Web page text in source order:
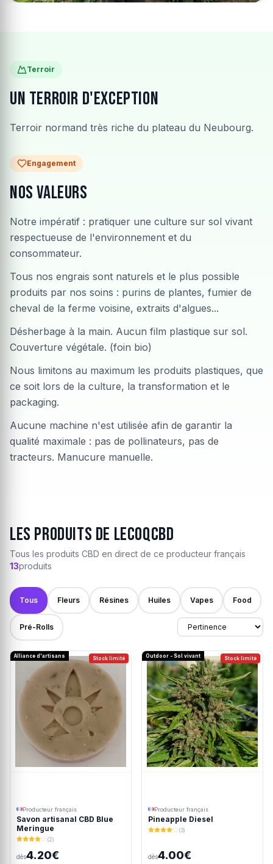
Terroir
Un terroir d'exception
Terroir normand très riche du plateau du Neubourg.
Engagement
Nos valeurs
Notre impératif : pratiquer une culture sur sol vivant
respectueuse de l'environnement et du
consommateur.
Tous nos engrais sont naturels et le plus possible
produits par nos soins : purins de plantes, fumier de
cheval de la ferme voisine, extraits d'algues...
Désherbage à la main. Aucun film plastique sur sol.
Couverture végétale. (foin bio)
Nous limitons au maximum les produits plastiques, que
ce soit lors de la culture, la transformation et le
packaging.
Aucune machine n'est utilisée afin de garantir la
qualité maximale : pas de pollinateurs, pas de
tracteurs. Manucure manuelle.
Les produits de LecoqCBD
Tous les produits CBD en direct de ce producteur français
13produits
Tous Fleurs Résines Huiles Vapes Food
Pré-Rolls
Stock limité
Alliance d'artisans
Producteur français
Savon artisanal CBD Blue
Meringue
(2)
dès4.20€
Stock limité
Outdoor - Sol vivant
Producteur français
Pineapple Diesel
(3)
dès4.00€